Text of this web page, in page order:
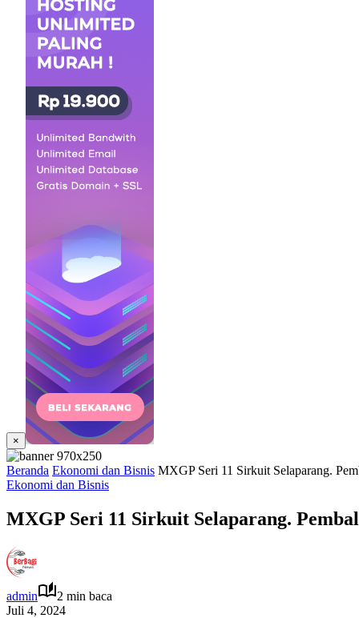
×
Beranda Ekonomi dan Bisnis MXGP Seri 11 Sirkuit Selaparang.
Ekonomi dan Bisnis
MXGP Seri 11 Sirkuit Selaparang.
admin
2 min baca
Juli 4, 2024